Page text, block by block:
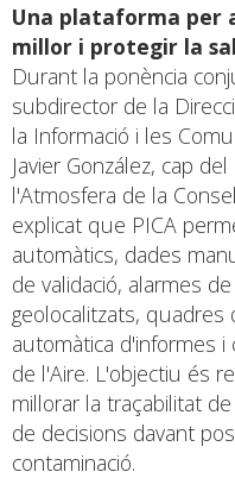
Una plataforma per
millor i protegir la
Durant la ponència
subdirector de la
la Informació i les
Javier González, cap
l'Atmosfera de la
explicat que PICA
automàtics, dades
de validació, alarmes
geolocalitzats, quadres
automàtica d'informes
de l'Aire. L'objectiu és
millorar la traçabilitat
de decisions davant
contaminació.